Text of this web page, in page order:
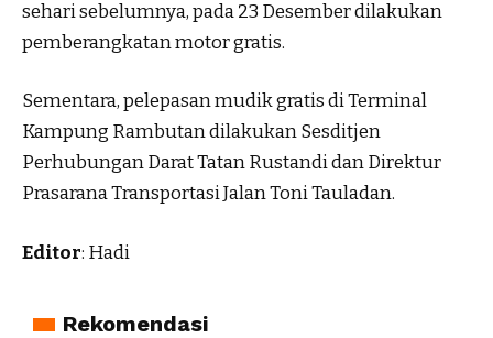
sehari sebelumnya, pada 23 Desember dilakukan
pemberangkatan motor gratis.
Sementara, pelepasan mudik gratis di Terminal
Kampung Rambutan dilakukan Sesditjen
Perhubungan Darat Tatan Rustandi dan Direktur
Prasarana Transportasi Jalan Toni Tauladan.
Editor: Hadi
Rekomendasi